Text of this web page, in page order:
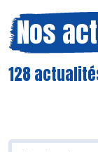
Nos
128